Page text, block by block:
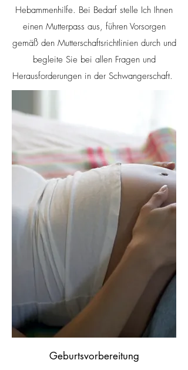
Hebammenhilfe. Bei Bedarf stelle Ich Ihnen
einen Mutterpass aus, führen Vorsorgen
gemäß den Mutterschaftsrichtlinien durch und
begleite Sie bei allen Fragen und
Herausforderungen in der Schwangerschaft.
Geburtsvorbereitung